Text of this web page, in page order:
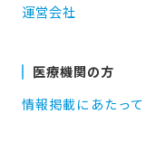
運営会社
医療機関の方
情報掲載にあたって